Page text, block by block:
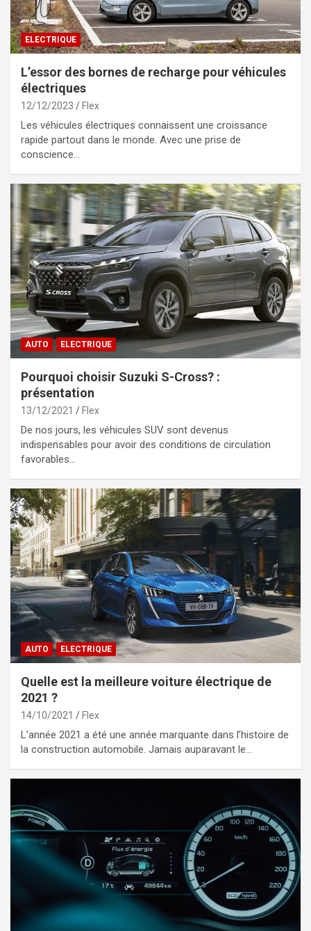
ELECTRIQUE
L’essor des bornes de recharge pour véhicules
électriques
12/12/2023 Flex
Les véhicules électriques connaissent une croissance
rapide partout dans le monde. Avec une prise de
conscience…
AUTO ELECTRIQUE
Pourquoi choisir Suzuki S-Cross? :
présentation
13/12/2021 Flex
De nos jours, les véhicules SUV sont devenus
indispensables pour avoir des conditions de circulation
favorables…
AUTO ELECTRIQUE
Quelle est la meilleure voiture électrique de
2021 ?
14/10/2021 Flex
L’année 2021 a été une année marquante dans l’histoire de
la construction automobile. Jamais auparavant le…